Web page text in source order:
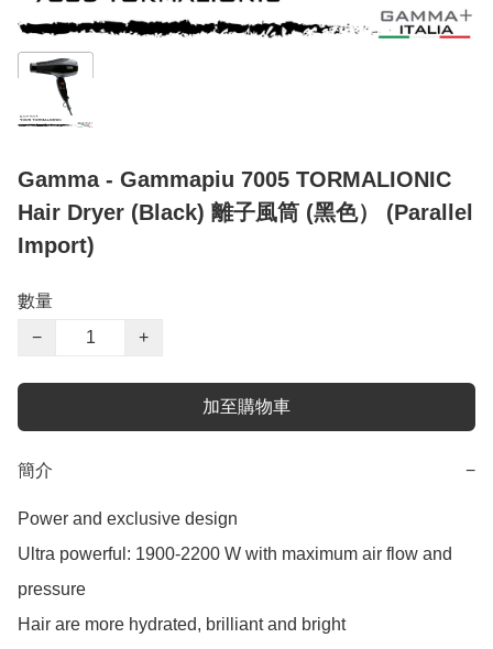
Gamma - Gammapiu 7005 TORMALIONIC
Hair Dryer (Black) 離子風筒 (黑色） (Parallel
Import)
數量
−
+
加至購物車
簡介 −
Power and exclusive design
Ultra powerful: 1900-2200 W with maximum air flow and
pressure
Hair are more hydrated, brilliant and bright